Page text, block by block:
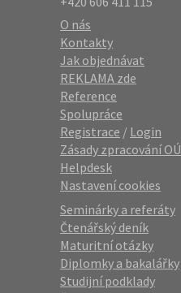
O nás
Kontakty
Jak objednávat
REKLAMA zde
Reference
Spolupráce
Registrace / Login
Zásady zpracování OÚ
Helpdesk
Nastavení cookies
Seminárky a referáty
Čtenářský deník
Maturitní otázky
Diplomky a bakalářky
Studijní podklady